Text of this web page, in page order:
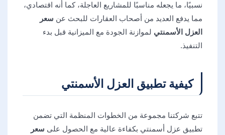
نسبيًا، ما يجعله مناسبًا للمشاريع العاجلة، كما أنه اقتصادي،
مما يدفع العديد من أصحاب العقارات للبحث عن سعر
العزل الأسمنتي لموازنة الجودة مع الميزانية قبل بدء
التنفيذ.
كيفية تطبيق العزل الأسمنتي
تتبع شركتنا مجموعة من الخطوات المنظمة التي تضمن
تطبيق عزل أسمنتي بكفاءة عالية مع الحصول على سعر